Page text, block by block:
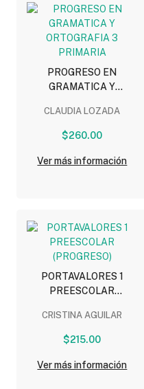
PROGRESO EN
GRAMATICA Y
PRIMARIA
CLAUDIA LOZADA
$260.00
Ver más información
PORTAVALORES 1
PREESCOLAR
CRISTINA AGUILAR
$215.00
Ver más información